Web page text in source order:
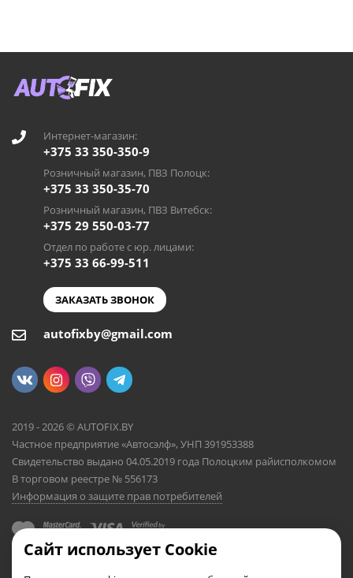
Интернет-магазин:
+375 33 350-350-9
Розничный магазин, ПВЗ Полоцк:
+375 33 350-35-70
Розничный магазин, ПВЗ Витебск:
+375 29 550-03-77
Отдел по работе с юр. лицами:
+375 33 66-99-511
ЗАКАЗАТЬ ЗВОНОК
autofixby@gmail.com
2019 - 2026 © AUTOFIX.BY
Частное предприятие «Автосэлф», УНП 391953388
Свидетельство выдано 04.05.2019 года Полоцким райисполкомом
В торговом реестре № 556173
Информация о защите прав потребителей
Сайт использует Cookie